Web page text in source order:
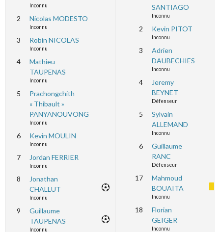
Inconnu
2 Nicolas MODESTO
Inconnu
3 Robin NICOLAS
Inconnu
4
Mathieu
TAUPENAS
Inconnu
5
Prachongchith
« Thibault »
PANYANOUVONG
Inconnu
6 Kevin MOULIN
Inconnu
7 Jordan FERRIER
Inconnu
8
Jonathan
CHALLUT
Inconnu
9
Guillaume
TAUPENAS
Inconnu
SANTIAGO
Inconnu
2 Kevin PITOT
Inconnu
3
Adrien
DAUBECHIES
Inconnu
4
Jeremy
BEYNET
Défenseur
5
Sylvain
ALLEMAND
Inconnu
6
Guillaume
RANC
Défenseur
17
Mahmoud
BOUAITA
Inconnu
18
Florian
GEIGER
Inconnu